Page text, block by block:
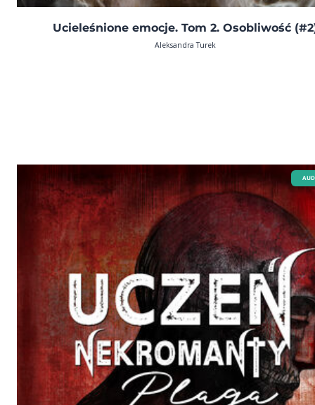
Ucieleśnione emocje. Tom 2. Osobliwość
Aleksandra Turek